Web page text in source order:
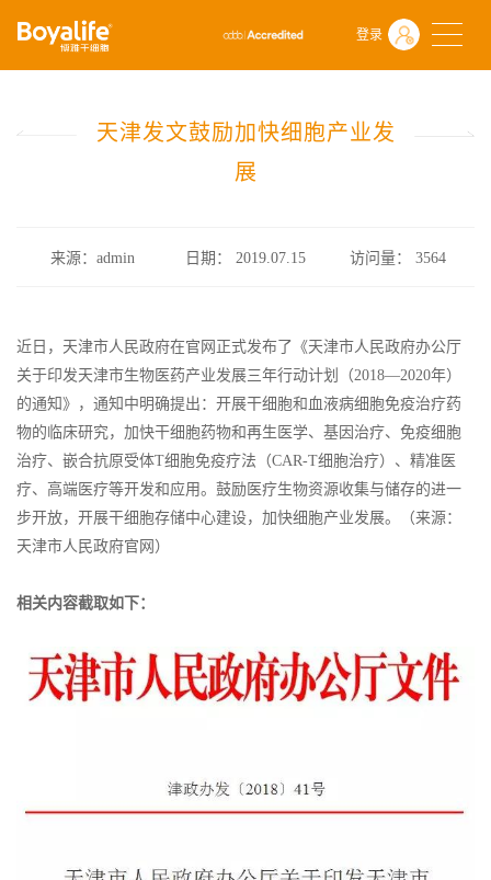
登录
首页 什么是干细胞
行业政策
天津发文鼓励加快细胞产业发展
天津发文鼓励加快细胞产业发
展
来源：admin 日期： 2019.07.15 访问量：3564
近日，天津市人民政府在官网正式发布了《天津市人民政府办公厅
关于印发天津市生物医药产业发展三年行动计划（2018—2020年）
的通知》，通知中明确提出：开展干细胞和血液病细胞免疫治疗药
物的临床研究，加快干细胞药物和再生医学、基因治疗、免疫细胞
治疗、嵌合抗原受体T细胞免疫疗法（CAR-T细胞治疗）、精准医
疗、高端医疗等开发和应用。鼓励医疗生物资源收集与储存的进一
步开放，开展干细胞存储中心建设，加快细胞产业发展。（来源：
天津市人民政府官网）
相关内容截取如下：